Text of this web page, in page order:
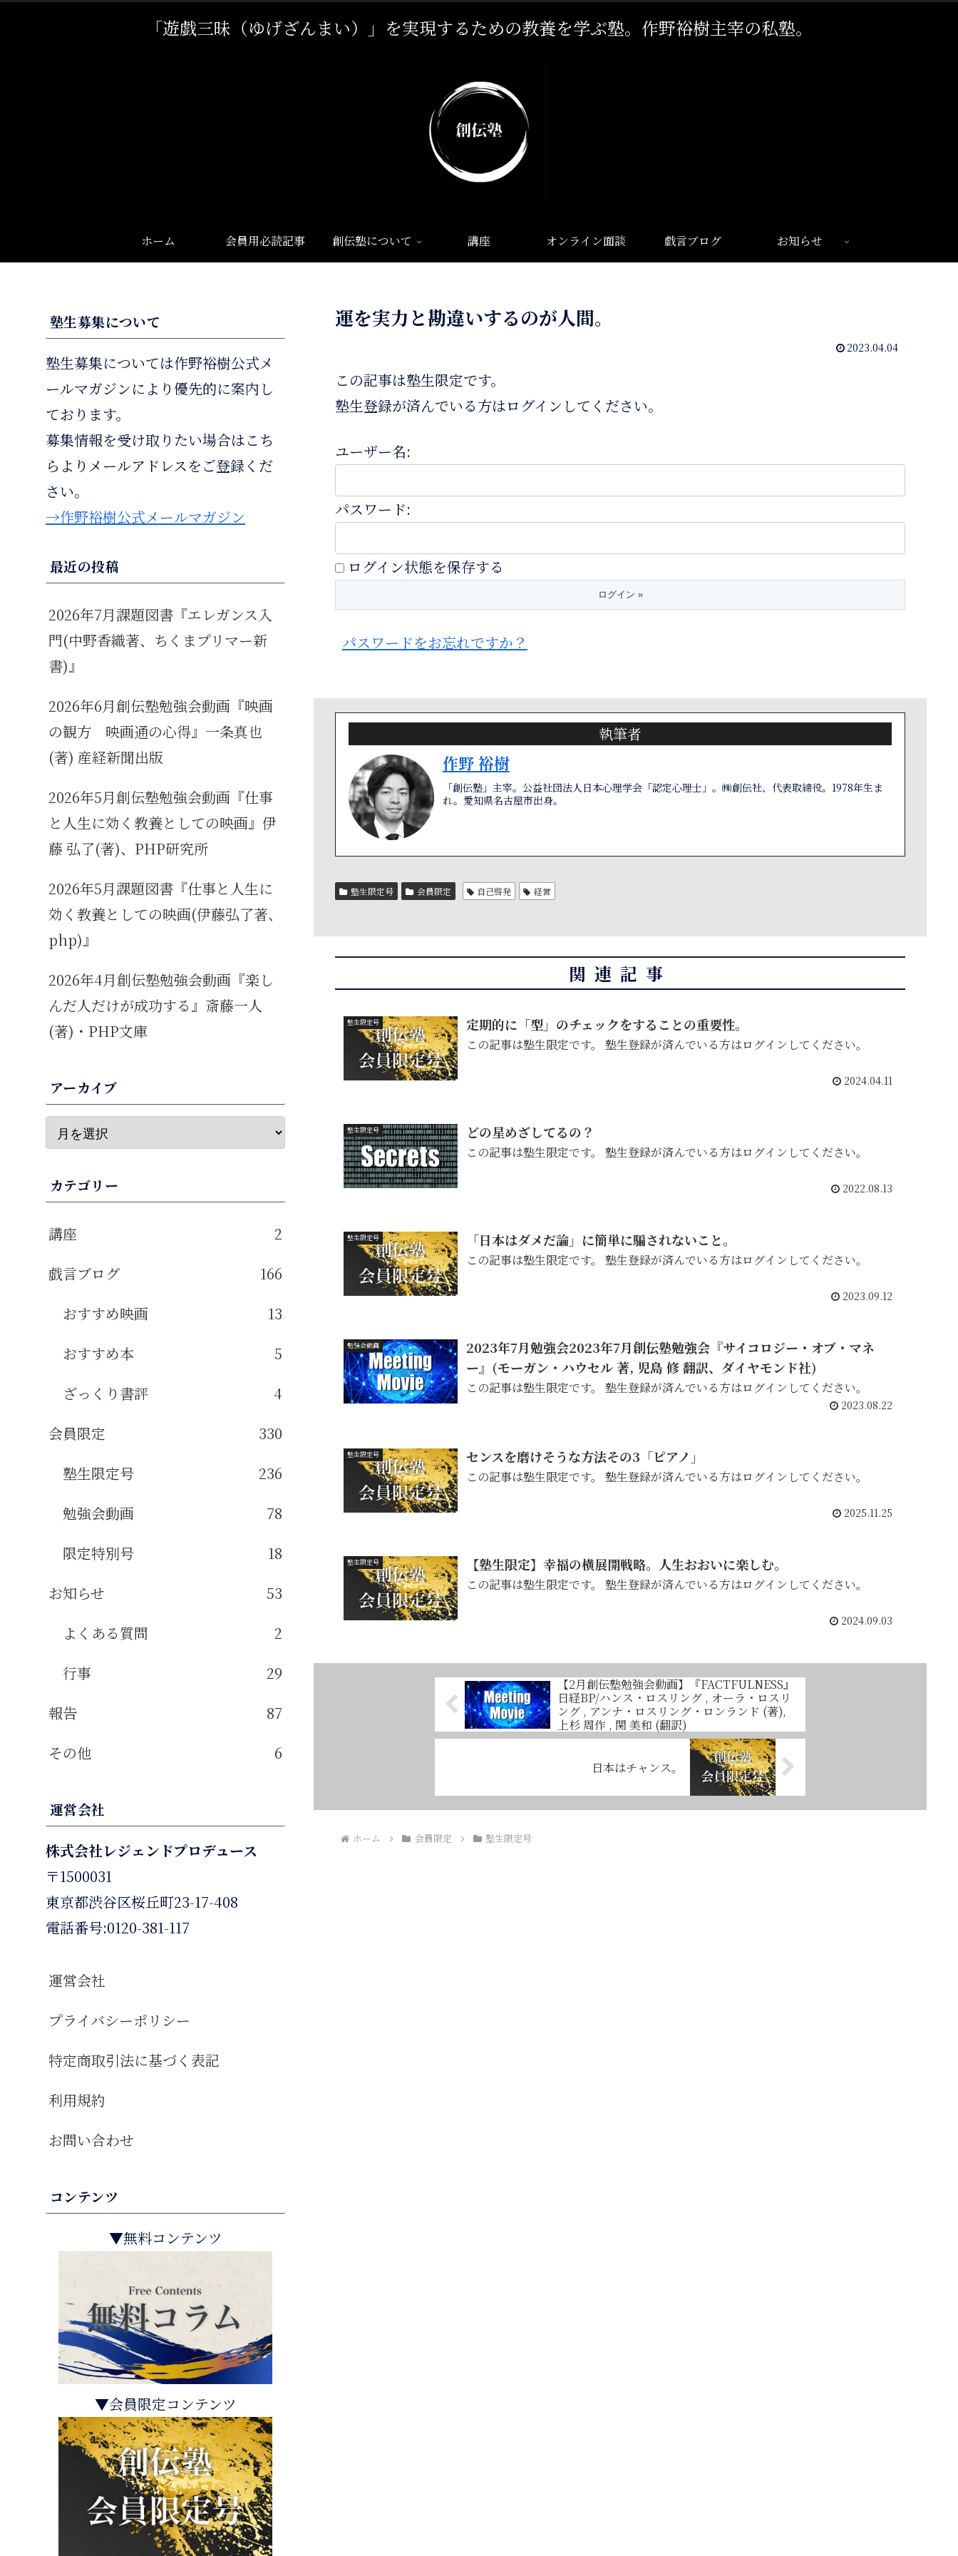
「遊戯三昧（ゆげざんまい）」を実現するための教養を学ぶ塾。作野裕樹主宰の私塾。
ホーム 会員用必読記事 創伝塾について 講座 オンライン面談 戯言ブログ お知らせ
運を実力と勘違いするのが人間。
2023.04.04
この記事は塾生限定です。
塾生登録が済んでいる方はログインしてください。
ユーザー名:
パスワード:
ログイン状態を保存する
パスワードをお忘れですか？
執筆者
作野 裕樹
「創伝塾」主宰。公益社団法人日本心理学会「認定心理士」。㈱創伝社、代表取締役。1978年生ま
れ。愛知県名古屋市出身。
塾生限定号 会員限定 自己啓発 経営
関連記事
塾生限定号 定期的に「型」のチェックをすることの重要性。
この記事は塾生限定です。 塾生登録が済んでいる方はログインしてください。
2024.04.11
塾生限定号 どの星めざしてるの？
この記事は塾生限定です。 塾生登録が済んでいる方はログインしてください。
2022.08.13
塾生限定号 「日本はダメだ論」に簡単に騙されないこと。
この記事は塾生限定です。 塾生登録が済んでいる方はログインしてください。
2023.09.12
勉強会動画
2023年7月勉強会2023年7月創伝塾勉強会『サイコロジー・オブ・マネ
ー』(モーガン・ハウセル 著, 児島 修 翻訳、ダイヤモンド社)
この記事は塾生限定です。 塾生登録が済んでいる方はログインしてください。
2023.08.22
塾生限定号 センスを磨けそうな方法その3「ピアノ」
この記事は塾生限定です。 塾生登録が済んでいる方はログインしてください。
2025.11.25
塾生限定号 【塾生限定】幸福の横展開戦略。人生おおいに楽しむ。
この記事は塾生限定です。 塾生登録が済んでいる方はログインしてください。
2024.09.03
【2月創伝塾勉強会動画】『FACTFULNESS』
日経BP/ハンス・ロスリング , オーラ・ロスリ
ング , アンナ・ロスリング・ロンランド (著),
上杉 周作 , 関 美和 (翻訳)
日本はチャンス。
ホーム 会員限定 塾生限定号
塾生募集について
塾生募集については作野裕樹公式メ
ールマガジンにより優先的に案内し
ております。
募集情報を受け取りたい場合はこち
らよりメールアドレスをご登録くだ
さい。
→作野裕樹公式メールマガジン
最近の投稿
2026年7月課題図書『エレガンス入
門(中野香織著、ちくまプリマー新
書)』
2026年6月創伝塾勉強会動画『映画
の観方 映画通の心得』一条真也
(著) 産経新聞出版
2026年5月創伝塾勉強会動画『仕事
と人生に効く教養としての映画』伊
藤 弘了(著)、PHP研究所
2026年5月課題図書『仕事と人生に
効く教養としての映画(伊藤弘了著、
php)』
2026年4月創伝塾勉強会動画『楽し
んだ人だけが成功する』斎藤一人
(著)・PHP文庫
アーカイブ
カテゴリー
講座
2
戯言ブログ
166
おすすめ映画
13
おすすめ本
5
ざっくり書評
4
会員限定
330
塾生限定号
236
勉強会動画
78
限定特別号
18
お知らせ
53
よくある質問
2
行事
29
報告
87
その他
6
運営会社
株式会社レジェンドプロデュース
〒1500031
東京都渋谷区桜丘町23-17-408
電話番号:0120-381-117
運営会社
プライバシーポリシー
特定商取引法に基づく表記
利用規約
お問い合わせ
コンテンツ
▼無料コンテンツ
▼会員限定コンテンツ